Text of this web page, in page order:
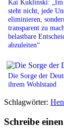
Kai Kuklinski:
steht nicht, jede
eliminieren,
transparent zu
belastbare
abzuleiten“
Die Sorge der
ihrem Wohlstand
Schlagwörter:
Schreibe